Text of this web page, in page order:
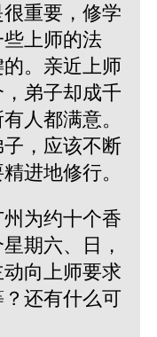
重要，修学
些上师的法
。亲近上师
弟子却成千
人都满意。
，应该不断
进地修行。
为约十个香
期六、日，
向上师要求
还有什么可